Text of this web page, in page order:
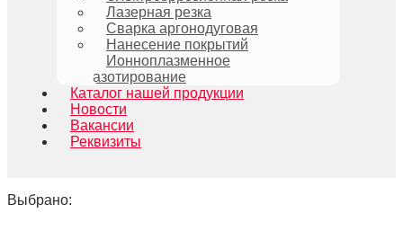
Лазерная резка
Сварка аргонодуговая
Нанесение покрытий
Ионноплазменное
азотирование
Каталог нашей продукции
Новости
Вакансии
Реквизиты
Выбрано: